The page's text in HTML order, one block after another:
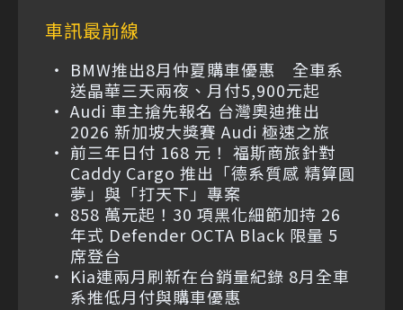
車訊最前線
BMW推出8月仲夏購車優惠 全車系
送晶華三天兩夜、月付5,900元起
Audi 車主搶先報名 台灣奧迪推出
2026 新加坡大獎賽 Audi 極速之旅
前三年日付 168 元！ 福斯商旅針對
Caddy Cargo 推出「德系質感 精算圓
夢」與「打天下」專案
858 萬元起！30 項黑化細節加持 26
年式 Defender OCTA Black 限量 5
席登台
Kia連兩月刷新在台銷量紀錄 8月全車
系推低月付與購車優惠